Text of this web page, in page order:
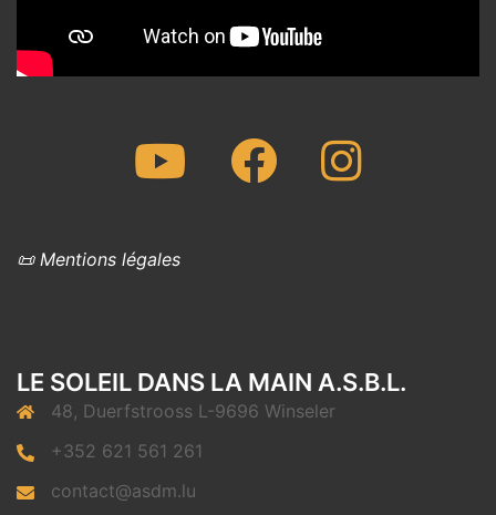
Youtube FacebookInstagram
📜 Mentions légales
LE SOLEIL DANS LA MAIN A.S.B.L.
48, Duerfstrooss L-9696 Winseler
+352 621 561 261
contact@asdm.lu